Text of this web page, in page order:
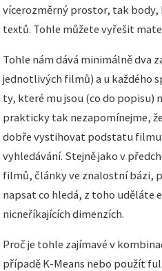
vícerozměrný prostor, tak
textů. Tohle můžete vyřešit
Tohle nám dává minimálně dva
jednotlivých filmů) a u každého
ty, které mu jsou (co do popisu)
prakticky tak nezapomínejme,
dobře vystihovat podstatu filmu
vyhledávání. Stejně jako v
filmů, články ve znalostní bázi,
napsat co hledá, z toho uděláte
nicneříkajících dimenzích.
Proč je tohle zajímavé v
případě K-Means nebo použít